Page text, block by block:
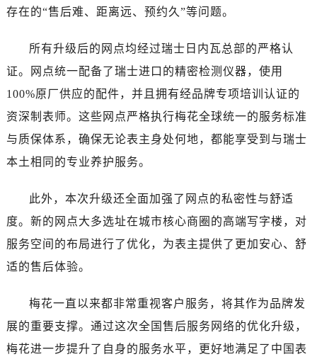
湖南省常德市武陵区人民路售后服务中心（需提前预约）
湖南省衡阳市雁峰区解放路售后服务中心（需提前预约）
湖南省邵阳市双清区东风路售后服务中心（需提前预约）
湖南省永州市冷水滩区永州大道与中兴路交叉口售后服务中心（需提前预约）
湖南省岳阳市岳阳楼区东茅岭路售后服务中心（需提前预约）
湖南省张家界市永定区解放路售后服务中心（需提前预约）
甘肃省白银市白银区北京路售后服务中心（需提前预约）
甘肃省定西市安定区解放路售后服务中心（需提前预约）
甘肃省敦煌市沙州镇阳关中路售后服务中心（需提前预约）
存在的“售后难、距离远、预约久”等问题。
所有升级后的网点均经过瑞士日内瓦总部的严格认
证。网点统一配备了瑞士进口的精密检测仪器，使用
100%原厂供应的配件，并且拥有经品牌专项培训认证的
资深制表师。这些网点严格执行梅花全球统一的服务标准
与质保体系，确保无论表主身处何地，都能享受到与瑞士
本土相同的专业养护服务。
此外，本次升级还全面加强了网点的私密性与舒适
度。新的网点大多选址在城市核心商圈的高端写字楼，对
服务空间的布局进行了优化，为表主提供了更加安心、舒
适的售后体验。
梅花一直以来都非常重视客户服务，将其作为品牌发
展的重要支撑。通过这次全国售后服务网络的优化升级，
梅花进一步提升了自身的服务水平，更好地满足了中国表